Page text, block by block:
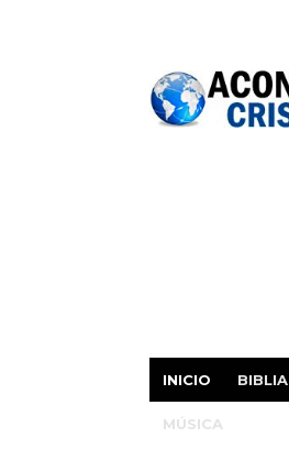
INICIO BIBLIA
MÚSICA